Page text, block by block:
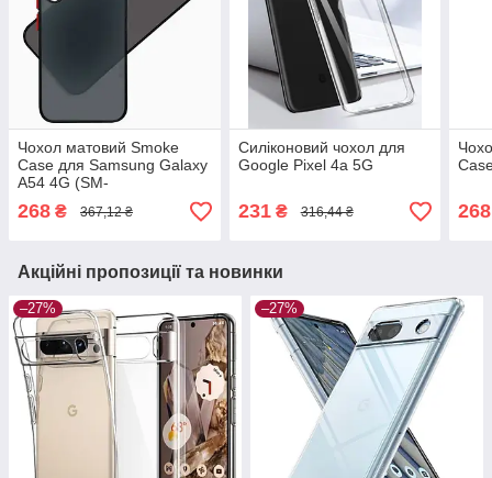
Чохол матовий Smoke
Case для Samsung Galaxy
A54 4G (SM-
A546EZKDSEK)
268 ₴ 367,12 ₴
Силіконовий чохол для
Google Pixel 4a 5G
231₴ 316,44 ₴ 268
Акційні пропозиції та новинки
–27% –27%